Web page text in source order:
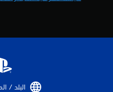
البلد /